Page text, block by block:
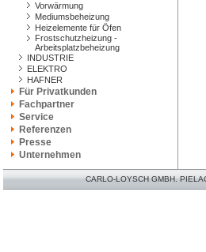
Vorwärmung
Mediumsbeheizung
Heizelemente für Öfen
Frostschutzheizung -
Arbeitsplatzbeheizung
INDUSTRIE
ELEKTRO
HAFNER
Für Privatkunden
Fachpartner
Service
Referenzen
Presse
Unternehmen
CARLO-LOYSCH GMBH.